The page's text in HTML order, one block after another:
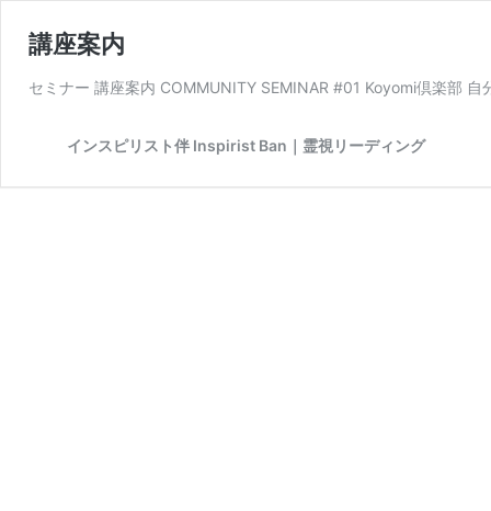
講座案内
セミナー 講座案内 COMMUNITY SEMINAR #01 Koyomi倶楽部
インスピリスト伴 Inspirist Ban｜霊視リーディング